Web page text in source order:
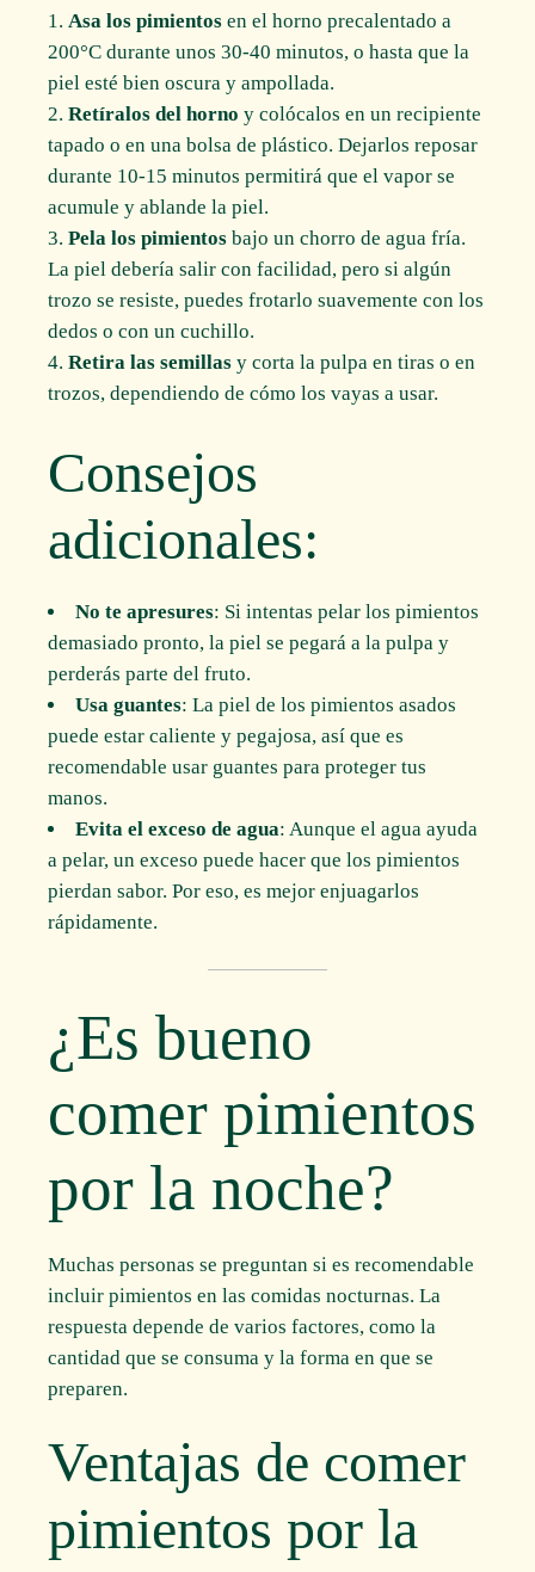
Asa los pimientos en el horno precalentado a
200°C durante unos 30-40 minutos, o hasta que la
piel esté bien oscura y ampollada.
Retíralos del horno y colócalos en un recipiente
tapado o en una bolsa de plástico. Dejarlos reposar
durante 10-15 minutos permitirá que el vapor se
acumule y ablande la piel.
Pela los pimientos bajo un chorro de agua fría.
La piel debería salir con facilidad, pero si algún
trozo se resiste, puedes frotarlo suavemente con los
dedos o con un cuchillo.
Retira las semillas y corta la pulpa en tiras o en
trozos, dependiendo de cómo los vayas a usar.
Consejos
adicionales:
No te apresures: Si intentas pelar los pimientos
demasiado pronto, la piel se pegará a la pulpa y
perderás parte del fruto.
Usa guantes: La piel de los pimientos asados
puede estar caliente y pegajosa, así que es
recomendable usar guantes para proteger tus
manos.
Evita el exceso de agua: Aunque el agua ayuda
a pelar, un exceso puede hacer que los pimientos
pierdan sabor. Por eso, es mejor enjuagarlos
rápidamente.
¿Es bueno
comer pimientos
por la noche?
Muchas personas se preguntan si es recomendable
incluir pimientos en las comidas nocturnas. La
respuesta depende de varios factores, como la
cantidad que se consuma y la forma en que se
preparen.
Ventajas de comer
pimientos por la